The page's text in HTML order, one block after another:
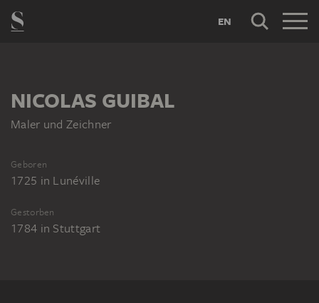
EN
NICOLAS GUIBAL
Maler und Zeichner
Geboren
1725 in Lunéville
Gestorben
1784 in Stuttgart